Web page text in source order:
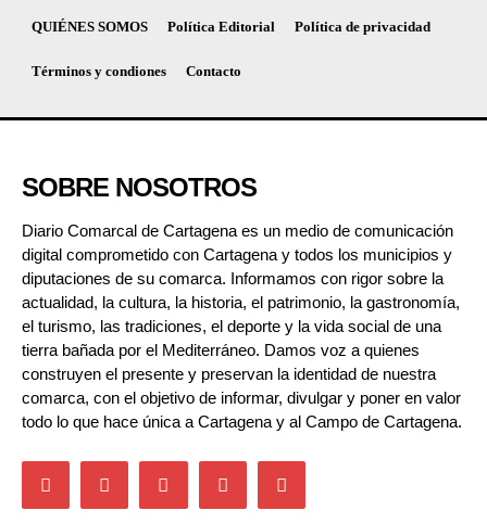
QUIÉNES SOMOS Política Editorial Política de privacidad
Términos y condiones Contacto
SOBRE NOSOTROS
Diario Comarcal de Cartagena es un medio de comunicación
digital comprometido con Cartagena y todos los municipios y
diputaciones de su comarca. Informamos con rigor sobre la
actualidad, la cultura, la historia, el patrimonio, la gastronomía,
el turismo, las tradiciones, el deporte y la vida social de una
tierra bañada por el Mediterráneo. Damos voz a quienes
construyen el presente y preservan la identidad de nuestra
comarca, con el objetivo de informar, divulgar y poner en valor
todo lo que hace única a Cartagena y al Campo de Cartagena.